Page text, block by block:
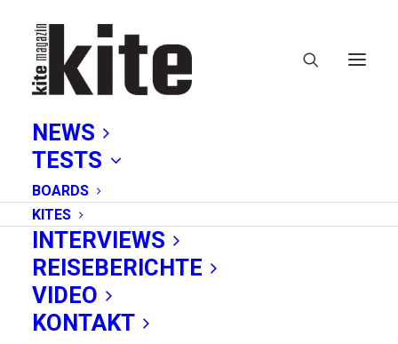
NEWS
TESTS
BOARDS
KITES
INTERVIEWS
REISEBERICHTE
VIDEO
KONTAKT
Xlite